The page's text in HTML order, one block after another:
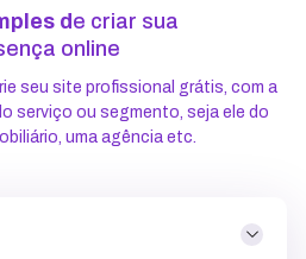
d e criar sua
online
seu site profissional grátis, com a
serviço ou segmento, seja ele do
uma agência etc.